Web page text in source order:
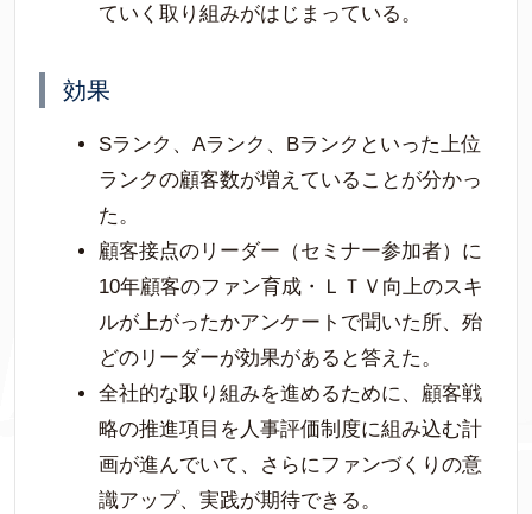
ていく取り組みがはじまっている。
効果
Sランク、Aランク、Bランクといった上位
ランクの顧客数が増えていることが分かっ
た。
顧客接点のリーダー（セミナー参加者）に
10年顧客のファン育成・ＬＴＶ向上のスキ
ルが上がったかアンケートで聞いた所、殆
どのリーダーが効果があると答えた。
全社的な取り組みを進めるために、顧客戦
略の推進項目を人事評価制度に組み込む計
画が進んでいて、さらにファンづくりの意
識アップ、実践が期待できる。